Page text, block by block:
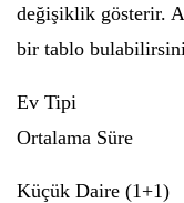
değişiklik gösterir.
bir tablo
Ev Tipi
Ortalama Süre
Küçük Daire (1+1)